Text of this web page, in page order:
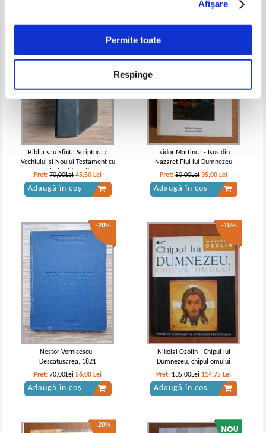
Afişare
Permite toate
Respinge
-35%
Biblia sau Sfinta Scriptura a
Vechiului si Noului Testament cu
trimiteri (1996)
Pret:70,00Lei 45,50 Lei
Adaugă în coș
-30%
Isidor Martinca - Isus din
Nazaret Fiul lui Dumnezeu
Pret:50,00Lei 35,00 Lei
Adaugă în coș
-20%
Nestor Vornicescu -
Descatusarea, 1821
Pret:70,00Lei 56,00 Lei
Adaugă în coș
-15%
Nikolai Ozolin - Chipul lui
Dumnezeu, chipul omului
Pret:135,00Lei 114,75 Lei
Adaugă în coș
-20%